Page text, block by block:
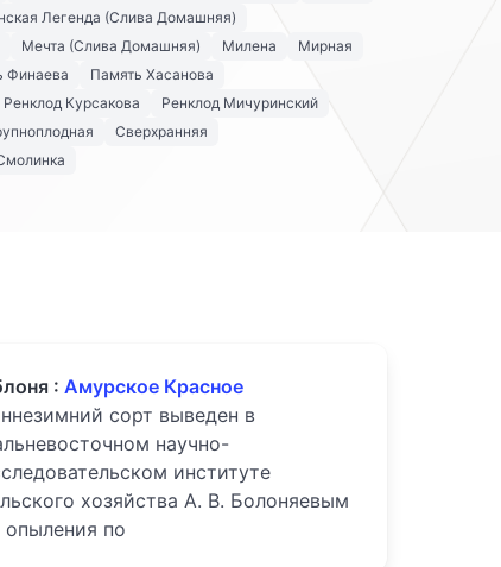
Легенда (Слива Домашняя)
Мечта (Слива Домашняя) Милена
Мирная
Финаева
Память Хасанова
Ренклод Курсакова
Ренклод Мичуринский
Сверхранняя
: Амурское Красное
сорт выведен в
научно-
институте
хозяйства А. В. Болоняевым
опыления по